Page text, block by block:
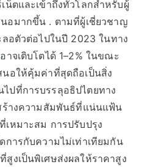
น็ตและเข้าถึงทั่วโลกสำหรับผู้
อมากขึ้น . ตามที่ผู้เชี่ยวชาญ
อตัวต่อไปในปี 2023 ในทาง
าจเติบโตได้ 1–2% ในขณะ
นอให้คุ้มค่าที่สุดถือเป็นสิ่ง
ปที่การบรรลุอธิปไตยทาง
ร้างความสัมพันธ์ที่แน่นแฟ้น
หมาะสม การปรับปรุง
การกับความไม่เท่าเทียมกัน
งเป็นพิเศษส่งผลให้ราคาสูง